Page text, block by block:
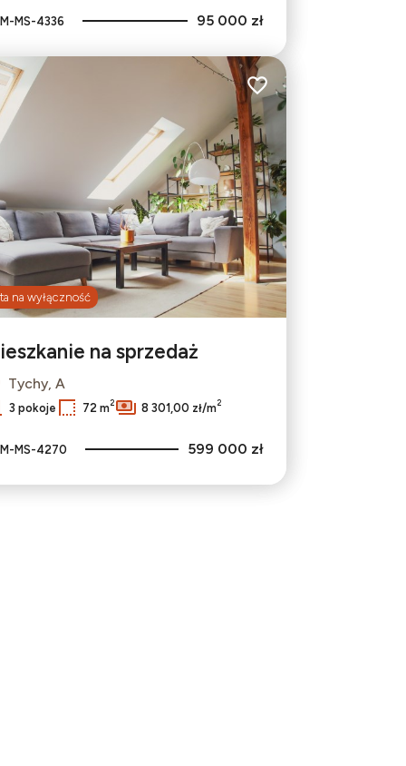
MS-4336 95 000 zł
na wyłączność
Dodaj do ulubionych
na sprzedaż
Tychy, A
3 pokoje 72 m2 8 301,00 zł/m2
MS-4270 599 000 zł